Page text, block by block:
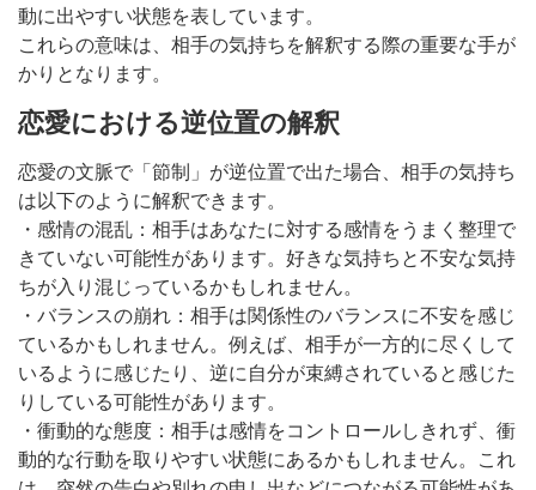
動に出やすい状態を表しています。
これらの意味は、相手の気持ちを解釈する際の重要な手が
かりとなります。
恋愛における逆位置の解釈
恋愛の文脈で「節制」が逆位置で出た場合、相手の気持ち
は以下のように解釈できます。
・感情の混乱：相手はあなたに対する感情をうまく整理で
きていない可能性があります。好きな気持ちと不安な気持
ちが入り混じっているかもしれません。
・バランスの崩れ：相手は関係性のバランスに不安を感じ
ているかもしれません。例えば、相手が一方的に尽くして
いるように感じたり、逆に自分が束縛されていると感じた
りしている可能性があります。
・衝動的な態度：相手は感情をコントロールしきれず、衝
動的な行動を取りやすい状態にあるかもしれません。これ